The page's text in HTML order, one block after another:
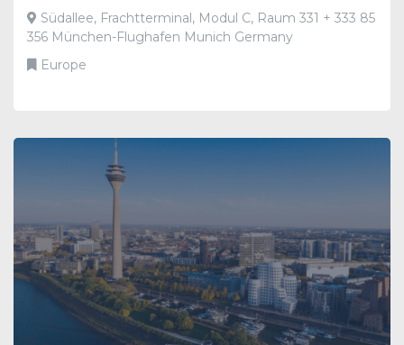
Südallee, Frachtterminal, Modul C, Raum 331 + 333 85
356 München-Flughafen Munich Germany
Europe